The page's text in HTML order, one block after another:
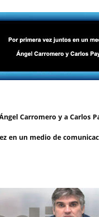
Carromero y a Carlos
en un medio de